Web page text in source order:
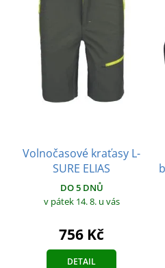
Volnočasové kraťasy L-
SURE ELIAS
DO 5 DNŮ
v pátek 14. 8. u vás
756 Kč
DETAIL